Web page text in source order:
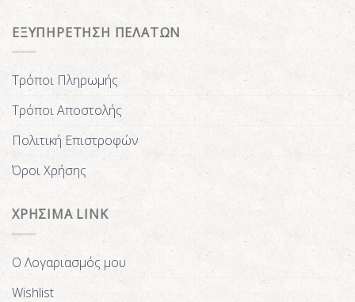
ΕΞΥΠΗΡΕΤΗΣΗ ΠΕΛΑΤΩΝ
Τρόποι Πληρωμής
Τρόποι Αποστολής
Πολιτική Επιστροφών
Όροι Χρήσης
ΧΡΗΣΙΜΑ LINK
Ο Λογαριασμός μου
Wishlist